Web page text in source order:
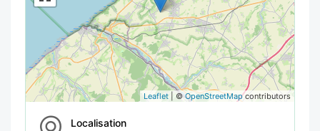
Leaflet | ©OpenStreetMapcontributors
Localisation